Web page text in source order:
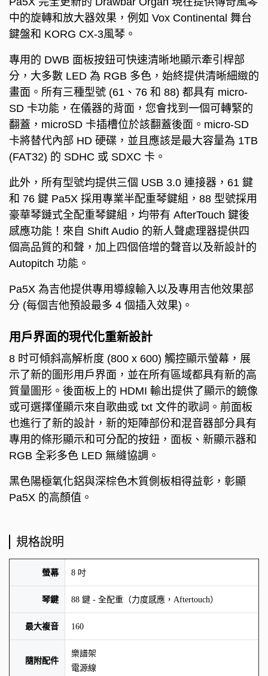
中的旋轉和放大器效果，例如 Vox Continental 舞台
鍵盤和 KORG CX-3風琴。
專用的 DWB 面板按鈕可快速清晰地顯示牽引桿部
分，大多數 LED 為 RGB 多色，始終提供清晰細緻的
畫面。 所有三種型號 (61、76 和 88) 都具有 micro-
SD 卡功能，在儀器的背面，您會找到一個可轉緊的
翻蓋，microSD 卡插槽位於該翻蓋後面。 micro-SD
卡將替代內部 HD 硬碟，並且應該是最大容量為 1TB
(FAT32) 的 SDHC 或 SDXC 卡。
此外，所有型號均提供三個 USB 3.0 連接器，61 鍵
和 76 鍵 Pa5X 採用專業半配重琴鍵組，88 型號採用
豪華琴鏈式全配重琴鍵組，均带有 AfterTouch 鍵後
感應功能！ 來自 Shift Audio 的新人聲處理器提供四
個高品質的和聲，加上四個倍增的聲音以及新設計的
Autopitch 功能。
Pa5X 為吉他提供專用導線輸入以及專用吉他效果部
分 (每個吉他預設最多 4 個插入效果)。
用戶界面的現代化重新設計
8 时可傾斜高解析度 (800 x 600) 觸控顯示螢幕，展
示了新的圖形用戶界面，並在所有區域都具有新的高
質量圖形。 後面板上的 HDMI 輸出提供了顯示的鏡像
或可選擇僅顯示來自歌曲或 txt 文件的歌詞。 前面板
也進行了新的設計，新的矩陣部份和混音器部分具有
專用的條形顯示和可分配的按鈕，面板、新顯示器和
RGB 全彩多色 LED 無縫協調。
黑色陽極氧化鋁與深棕色木質側板相得益彰，彰顯
Pa5X 的高顏值。
規格說明
螢幕 8 吋
琴鍵 88 鍵 - 全配重（力度感應，Aftertouch）
最大複音 160
隨附配件
樂譜架
電源線